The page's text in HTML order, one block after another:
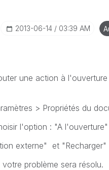
‎2013-06-14 03:39 AM
une action à
> Propriétés du
l'option : "A
externe" et "Recharger"
problème sera résolu.